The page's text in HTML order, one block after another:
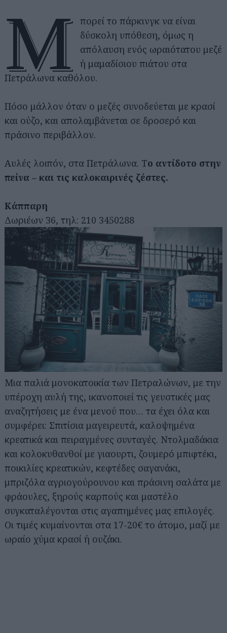
Μ
πορεί το πάρκινγκ να είναι
δύσκολη υπόθεση, όμως η
απόλαυση ενός ωραιότατου μεζέ
ή μαμαδίσιου πιάτου στα
Πετράλωνα καθόλου.
Πόσο μάλλον όταν ο μεζές συνοδεύεται με κρασί
και ούζο, και απολαμβάνεται σε δροσερό και
πράσινο περιβάλλον.
Αυλές λοιπόν, στα Πετράλωνα. Το αντίδοτο στην
πείνα – και τις καλοκαιρινές ζέστες.
Κάππαρη
Δωριέων 36, τηλ: 210 3450288
Μια παλιά μονοκατοικία των Πετραλώνων, με την
υπέροχη αυλή της, ικανοποιεί τις γευστικές μας
αναζητήσεις με ένα μενού που… τα έχει όλα και
συμφέρει: Σπιτίσια μαγειρευτά, καλοψημένα
κρεατικά και πειραγμένες συνταγές. Ντολμαδάκια
και κολοκυθανθοί με γιαουρτι, ζουμερό μπιφτέκι,
ποικιλίες κρεατικών, κεφτέδες σαγανάκι,
μπριζόλα αγριογούρουνου και πράσινη σαλάτα με
φράουλες, ξηρούς καρπούς και μαστέλο
συγκαταλέγονται στις αγαπημένες μας επιλογές.
Οι τιμές κυμαίνονται στα 17-20€ το άτομο, μαζί με
ωραίο χύμα κρασί ή ουζάκι.